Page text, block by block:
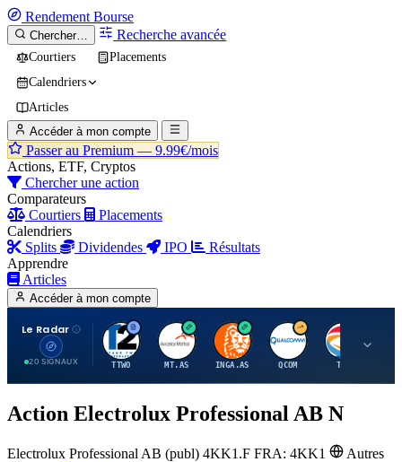
Rendement Bourse
Chercher… Recherche avancée
Courtiers
Placements
Calendriers
Articles
Accéder à mon compte
Passer au Premium — 9.99€/mois
Actions, ETF, Cryptos
Chercher une action
Comparateurs
Courtiers
Placements
Calendriers
Splits
Dividendes IPO
Résultats
Apprendre
Articles
Accéder à mon compte
Le Radar
20 SIGNAUX
T
TTWO
A
MT.AS
I
INGA.AS
Q
QCOM
T
TTE
Action Electrolux Professional AB N
Electrolux Professional AB (publ) 4KK1.F FRA: 4KK1
Autres